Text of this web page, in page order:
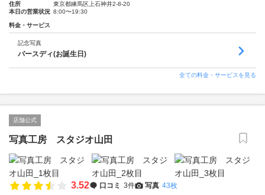
住所
東京都練馬区上石神井2-8-20
本日の営業状況 8:00〜19:30
料金・サービス
記念写真
バースディ(お誕生日)
全ての料金・サービスを見る
店舗公式
写真工房 スタジオ山田
3.52 口コミ 3件 写真 43枚